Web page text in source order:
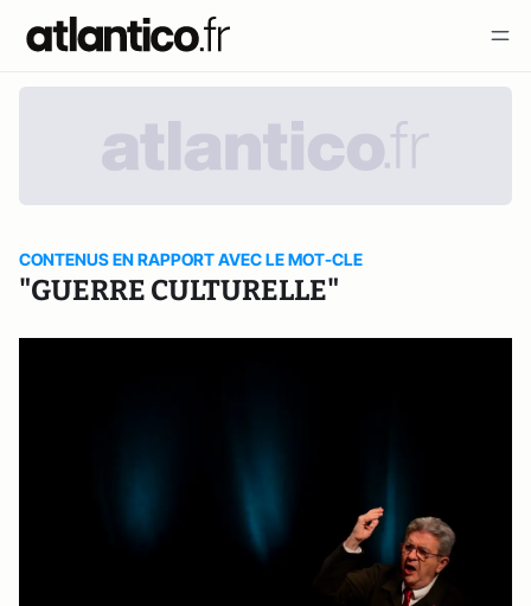
CONTENUS EN RAPPORT AVEC LE MOT-CLE
"GUERRE CULTURELLE"